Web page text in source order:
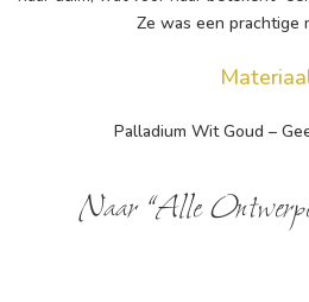
Ze was een prachtige
Palladium Wit Goud –
Naar “Alle